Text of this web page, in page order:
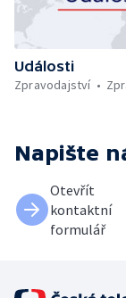
Události
Zpravodajství
Napište
Otevřít
kontaktní
formulář